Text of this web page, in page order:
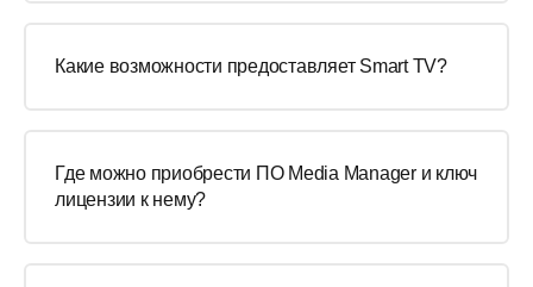
Какие возможности предоставляет Smart TV?
Где можно приобрести ПО Media Manager и ключ
лицензии к нему?